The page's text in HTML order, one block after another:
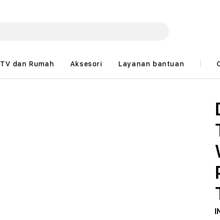
TV dan Rumah Aksesori Layanan bantuan